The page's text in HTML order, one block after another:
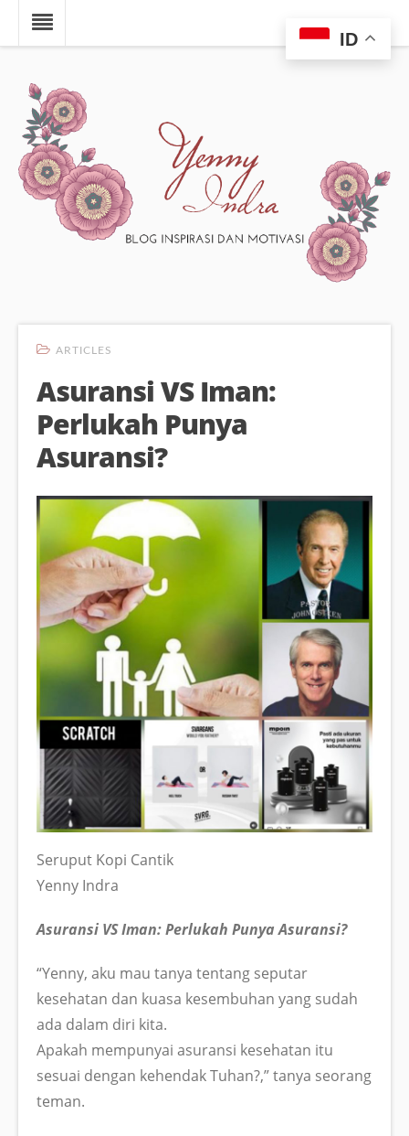
ARTICLES
Asuransi VS Iman:
Perlukah Punya
Asuransi?
Seruput Kopi Cantik
Yenny Indra
Asuransi VS Iman: Perlukah Punya Asuransi?
“Yenny, aku mau tanya tentang seputar
kesehatan dan kuasa kesembuhan yang sudah
ada dalam diri kita.
Apakah mempunyai asuransi kesehatan itu
sesuai dengan kehendak Tuhan?,” tanya seorang
teman.
ID